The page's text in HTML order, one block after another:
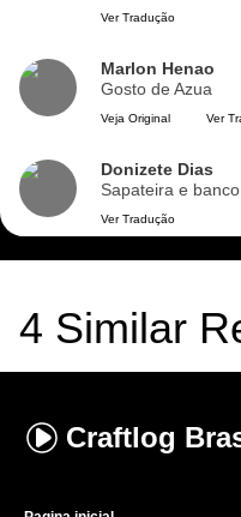
Ver Tradução
Marlon Henao
Gosto de Azua
Veja Original Ver
Donizete Dias
Sapateira e banco
Ver Tradução
4 Similar
Craftlog